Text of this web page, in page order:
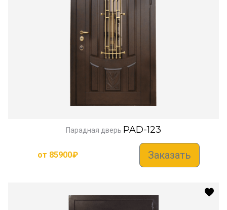
Парадная дверь PAD-123
от 85900₽ Заказать